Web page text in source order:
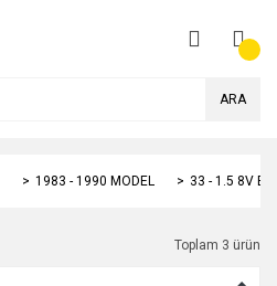
ARA
1983 - 1990 MODEL 33 - 1.5 8V
Toplam 3 ürün